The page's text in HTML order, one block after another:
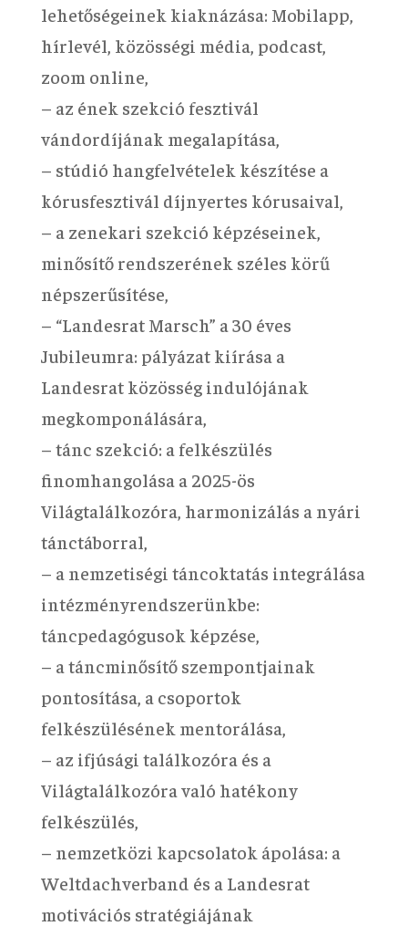
lehetőségeinek kiaknázása: Mobilapp,
hírlevél, közösségi média, podcast,
zoom online,
– az ének szekció fesztivál
vándordíjának megalapítása,
– stúdió hangfelvételek készítése a
kórusfesztivál díjnyertes kórusaival,
– a zenekari szekció képzéseinek,
minősítő rendszerének széles körű
népszerűsítése,
– “Landesrat Marsch” a 30 éves
Jubileumra: pályázat kiírása a
Landesrat közösség indulójának
megkomponálására,
– tánc szekció: a felkészülés
finomhangolása a 2025-ös
Világtalálkozóra, harmonizálás a nyári
tánctáborral,
– a nemzetiségi táncoktatás integrálása
intézményrendszerünkbe:
táncpedagógusok képzése,
– a táncminősítő szempontjainak
pontosítása, a csoportok
felkészülésének mentorálása,
– az ifjúsági találkozóra és a
Világtalálkozóra való hatékony
felkészülés,
– nemzetközi kapcsolatok ápolása: a
Weltdachverband és a Landesrat
motivációs stratégiájának